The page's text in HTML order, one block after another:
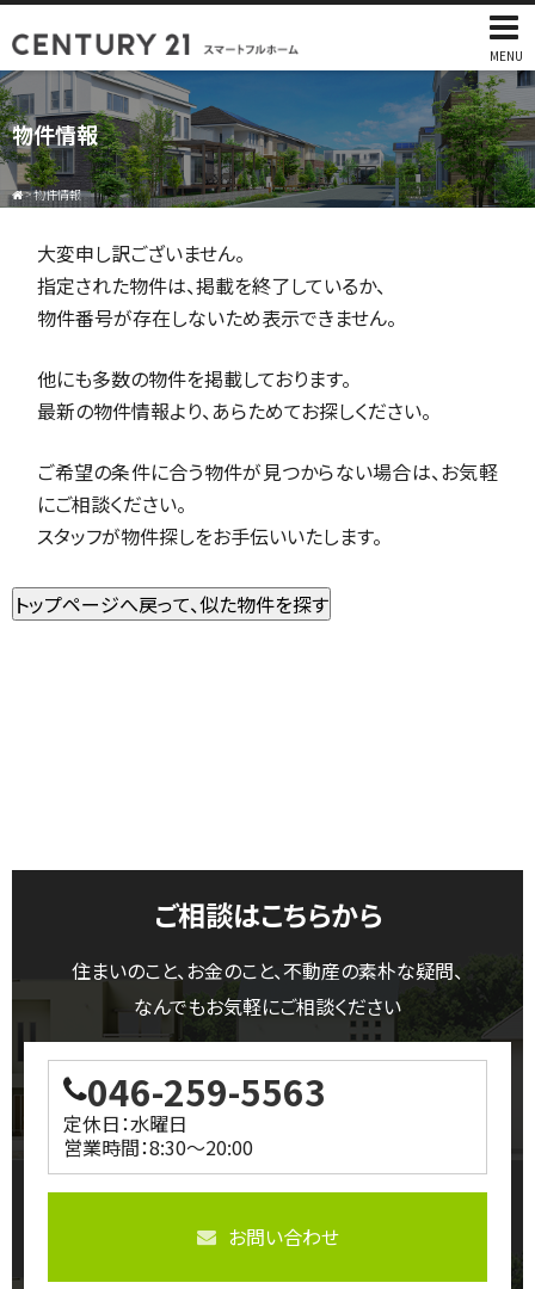
MENU
物件情報
>物件情報
大変申し訳ございません。
指定された物件は、掲載を終了しているか、
物件番号が存在しないため表示できません。
他にも多数の物件を掲載しております。
最新の物件情報より、あらためてお探しください。
ご希望の条件に合う物件が見つからない場合は、お気軽
にご相談ください。
スタッフが物件探しをお手伝いいたします。
ご相談はこちらから
住まいのこと、お金のこと、不動産の素朴な疑問、
なんでもお気軽にご相談ください
046-259-5563
定休日：水曜日
営業時間：8:30～20:00
お問い合わせ